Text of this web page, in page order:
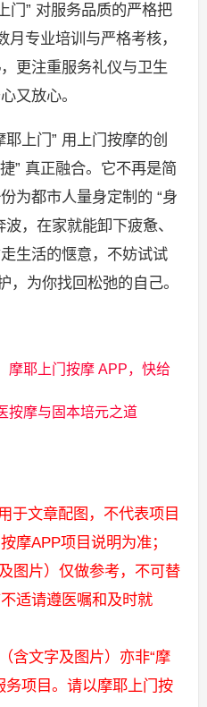
门” 对服务品质的严格把
专业培训与严格考核，
更注重服务礼仪与卫生
又放心。
上门” 用上门按摩的创
” 真正融合。它不再是简
为都市人量身定制的 “身
，在家就能卸下疲惫、
生活的惬意，不妨试试
，为你找回松弛的自己。
摩耶上门按摩 APP，快给
按摩与固本培元之道
于文章配图，不代表项目
摩APP项目说明为准；
图片）仅做参考，不可替
适请遵医嘱和及时就
含文字及图片）亦非“摩
务项目。请以摩耶上门按